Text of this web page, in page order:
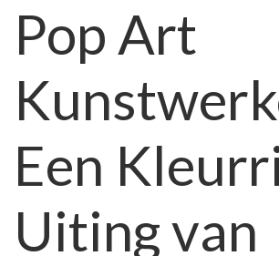
Kunstwerken:
Een
op
de
Cultuur
Pop Art
Een
Uiting van